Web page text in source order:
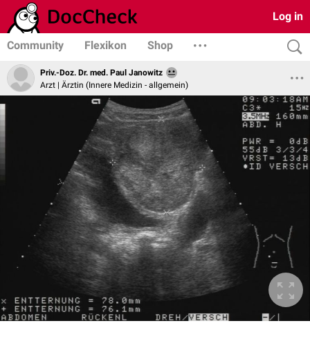
Log in
Community Flexikon Shop
Priv.-Doz. Dr. med. Paul Janowitz
Arzt | Ärztin (Innere Medizin - allgemein)